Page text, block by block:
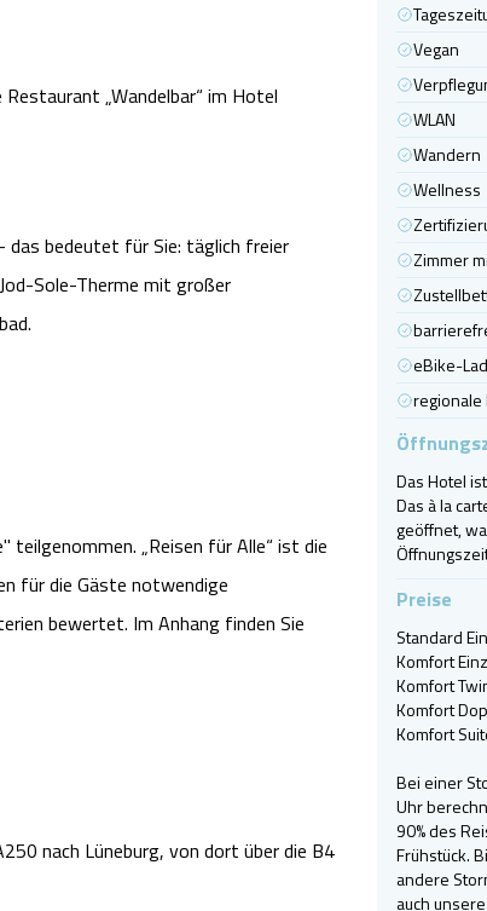
„Wandelbar“ im Hotel
- das bedeutet für Sie: täglich freier
Sole-Therme mit großer
„Reisen für Alle“ ist die
für die Gäste notwendige
bewertet. Im Anhang finden Sie
nach Lüneburg, von dort über die B4
Vegan
WLAN
Wandern
Wellness
Zimmer
eBike-
regionale
Das Hotel
Das à la
geöffnet,
Preise
Standard
Komfort
Komfort
Komfort
Komfort
Bei einer
Uhr
90% des
Frühstück.
andere
auch